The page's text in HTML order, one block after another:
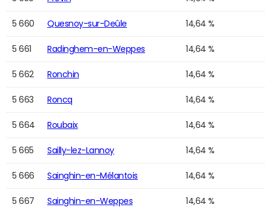
5 660 Quesnoy-sur-Deûle 14,64 %
5 661 Radinghem-en-Weppes 14,64 %
5 662 Ronchin 14,64 %
5 663 Roncq 14,64 %
5 664 Roubaix 14,64 %
5 665 Sailly-lez-Lannoy 14,64 %
5 666 Sainghin-en-Mélantois 14,64 %
5 667 Sainghin-en-Weppes 14,64 %